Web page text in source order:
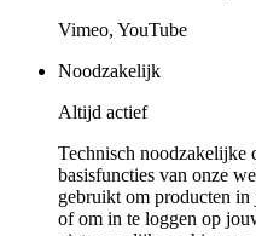
Vimeo, YouTube
Noodzakelijk
Altijd actief
Technisch noodzakelijke
basisfuncties van onze
gebruikt om producten
of om in te loggen op